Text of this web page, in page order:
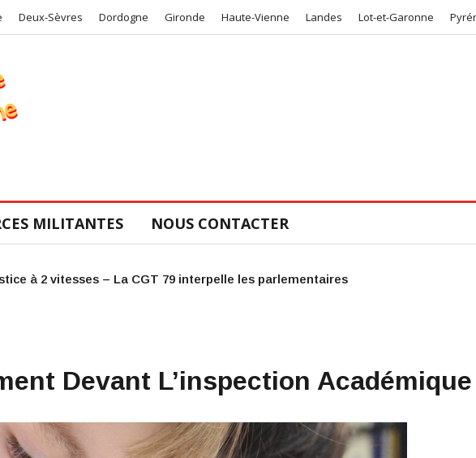
Deux-Sèvres Dordogne Gironde Haute-Vienne Landes Lot-et-Garonne
MILITANTES NOUS CONTACTER
de la CGT 47
Devant L’inspection